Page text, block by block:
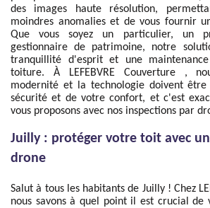
des images haute résolution,
moindres anomalies et de vous fournir
Que vous soyez un particulier, un
gestionnaire de patrimoine, notre
tranquillité d'esprit et une
toiture. À LEFEBVRE Couverture ,
modernité et la technologie doivent
sécurité et de votre confort, et c'est
vous proposons avec nos inspections par
Juilly : protéger votre toit avec
drone
Salut à tous les habitants de Juilly ! Chez
nous savons à quel point il est crucial